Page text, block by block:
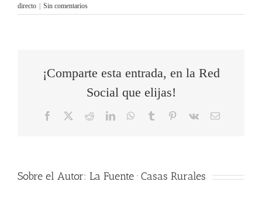
directo | Sin comentarios
¡Comparte esta entrada, en la Red
Social que elijas!
Facebook RedditLinkedInWhatsApp
Tumblr Pinterest
Vk
Correo
Sobre el Autor: La Fuente · Casas Rurales